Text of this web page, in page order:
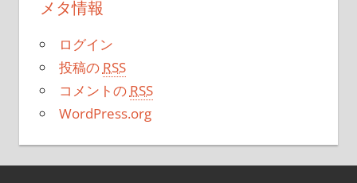
メタ情報
ログイン
投稿の RSS
コメントの RSS
WordPress.org